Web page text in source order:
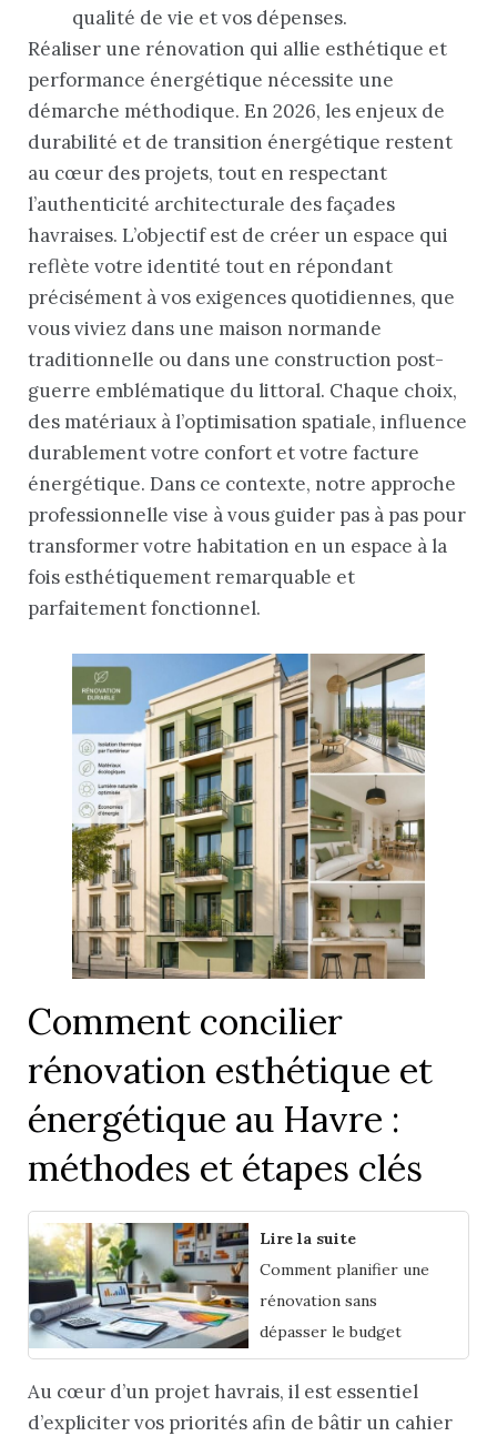
qualité de vie et vos dépenses.
Réaliser une rénovation qui allie esthétique et
performance énergétique nécessite une
démarche méthodique. En 2026, les enjeux de
durabilité et de transition énergétique restent
au cœur des projets, tout en respectant
l’authenticité architecturale des façades
havraises. L’objectif est de créer un espace qui
reflète votre identité tout en répondant
précisément à vos exigences quotidiennes, que
vous viviez dans une maison normande
traditionnelle ou dans une construction post-
guerre emblématique du littoral. Chaque choix,
des matériaux à l’optimisation spatiale, influence
durablement votre confort et votre facture
énergétique. Dans ce contexte, notre approche
professionnelle vise à vous guider pas à pas pour
transformer votre habitation en un espace à la
fois esthétiquement remarquable et
parfaitement fonctionnel.
Comment concilier
rénovation esthétique et
énergétique au Havre :
méthodes et étapes clés
Lire la suite
Comment planifier une
rénovation sans
dépasser le budget
Au cœur d’un projet havrais, il est essentiel
d’expliciter vos priorités afin de bâtir un cahier